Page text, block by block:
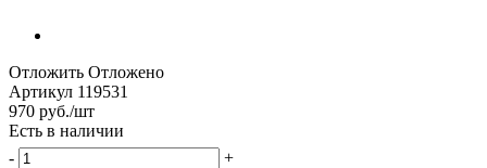
Отложить Отложено
Артикул 119531
970 руб./шт
Есть в наличии
-
+